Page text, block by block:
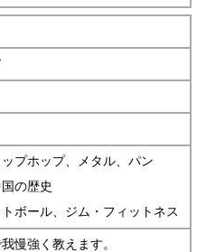
プホップ、メタル、パン
の歴史
ボール、ジム・フィットネス
慢強く教えます。